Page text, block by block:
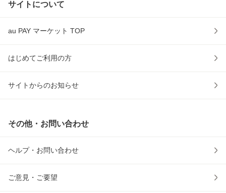
サイトについて
au PAY マーケット TOP
はじめてご利用の方
サイトからのお知らせ
その他・お問い合わせ
ヘルプ・お問い合わせ
ご意見・ご要望